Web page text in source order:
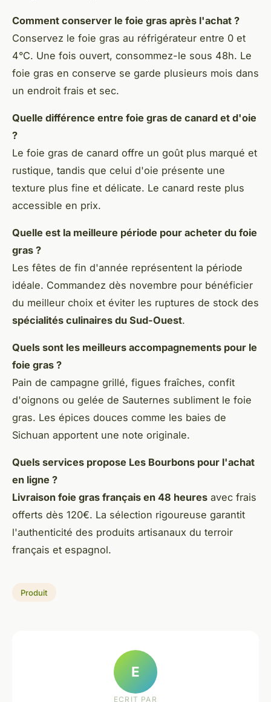
Comment conserver le foie gras après l'achat ?
Conservez le foie gras au réfrigérateur entre 0 et
4°C. Une fois ouvert, consommez-le sous 48h. Le
foie gras en conserve se garde plusieurs mois dans
un endroit frais et sec.
Quelle différence entre foie gras de canard et d'oie
?
Le foie gras de canard offre un goût plus marqué et
rustique, tandis que celui d'oie présente une
texture plus fine et délicate. Le canard reste plus
accessible en prix.
Quelle est la meilleure période pour acheter du foie
gras ?
Les fêtes de fin d'année représentent la période
idéale. Commandez dès novembre pour bénéficier
du meilleur choix et éviter les ruptures de stock des
spécialités culinaires du Sud-Ouest.
Quels sont les meilleurs accompagnements pour le
foie gras ?
Pain de campagne grillé, figues fraîches, confit
d'oignons ou gelée de Sauternes subliment le foie
gras. Les épices douces comme les baies de
Sichuan apportent une note originale.
Quels services propose Les Bourbons pour l'achat
en ligne ?
Livraison foie gras français en 48 heures avec frais
offerts dès 120€. La sélection rigoureuse garantit
l'authenticité des produits artisanaux du terroir
français et espagnol.
Produit
E
ECRIT PAR